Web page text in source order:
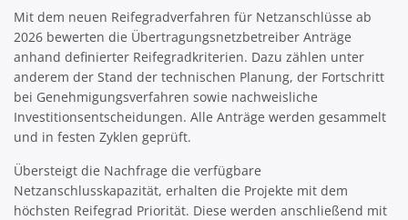
Mit dem neuen Reifegradverfahren für Netzanschlüsse ab
2026 bewerten die Übertragungsnetzbetreiber Anträge
anhand definierter Reifegradkriterien. Dazu zählen unter
anderem der Stand der technischen Planung, der Fortschritt
bei Genehmigungsverfahren sowie nachweisliche
Investitionsentscheidungen. Alle Anträge werden gesammelt
und in festen Zyklen geprüft.
Übersteigt die Nachfrage die verfügbare
Netzanschlusskapazität, erhalten die Projekte mit dem
höchsten Reifegrad Priorität. Diese werden anschließend mit